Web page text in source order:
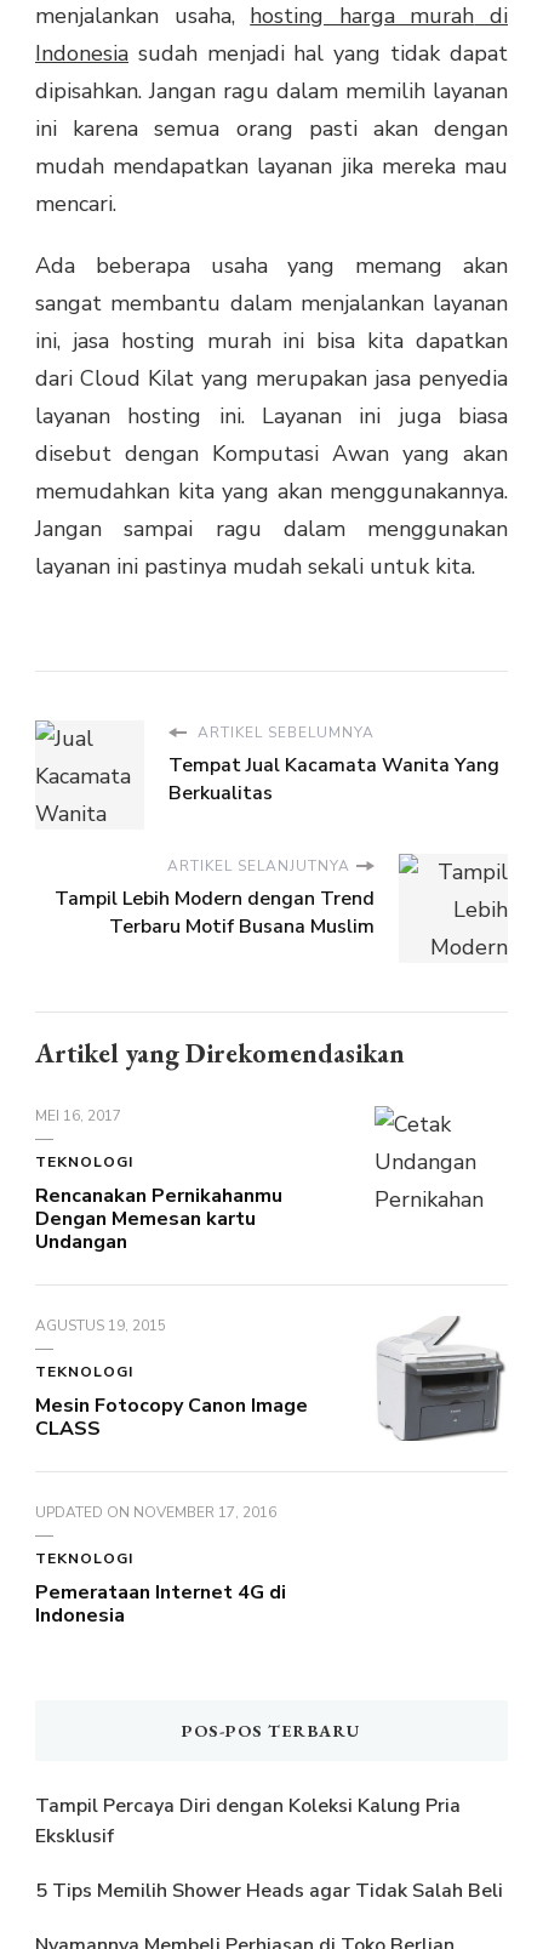
menjalankan usaha, hosting harga murah di
Indonesia sudah menjadi hal yang tidak dapat
dipisahkan. Jangan ragu dalam memilih layanan
ini karena semua orang pasti akan dengan
mudah mendapatkan layanan jika mereka mau
mencari.
Ada beberapa usaha yang memang akan
sangat membantu dalam menjalankan layanan
ini, jasa hosting murah ini bisa kita dapatkan
dari Cloud Kilat yang merupakan jasa penyedia
layanan hosting ini. Layanan ini juga biasa
disebut dengan Komputasi Awan yang akan
memudahkan kita yang akan menggunakannya.
Jangan sampai ragu dalam menggunakan
layanan ini pastinya mudah sekali untuk kita.
ARTIKEL SEBELUMNYA
Tempat Jual Kacamata Wanita Yang
Berkualitas
ARTIKEL SELANJUTNYA
Tampil Lebih Modern dengan Trend
Terbaru Motif Busana Muslim
Artikel yang Direkomendasikan
MEI 16, 2017
TEKNOLOGI
Rencanakan Pernikahanmu
Dengan Memesan kartu
Undangan
AGUSTUS 19, 2015
TEKNOLOGI
Mesin Fotocopy Canon Image
CLASS
UPDATED ON NOVEMBER 17, 2016
TEKNOLOGI
Pemerataan Internet 4G di
Indonesia
POS-POS TERBARU
Tampil Percaya Diri dengan Koleksi Kalung Pria
Eksklusif
5 Tips Memilih Shower Heads agar Tidak Salah Beli